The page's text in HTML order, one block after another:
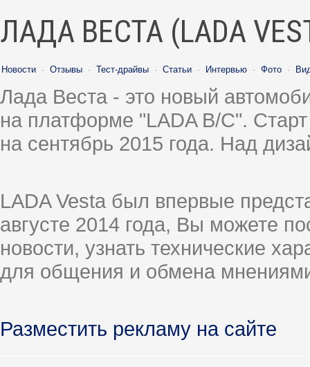
ЛАДА ВЕСТА (LADA
Новости · Отзывы · Тест-драйвы · Статьи · Интервью · Фото ·
Лада Веста - это новый
на платформе "LADA B/C".
на сентябрь 2015 года. Над
LADA Vesta был впервые
августе 2014 года, Вы можете
новости, узнать технические
для общения и обмена
Разместить рекламу на сайте